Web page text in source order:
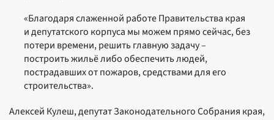
«Благодаря слаженной работе Правительства края
и депутатского корпуса мы можем прямо сейчас, без
потери времени, решить главную задачу –
построить жильё либо обеспечить людей,
пострадавших от пожаров, средствами для его
строительства».
Алексей Кулеш, депутат Законодательного Собрания края,